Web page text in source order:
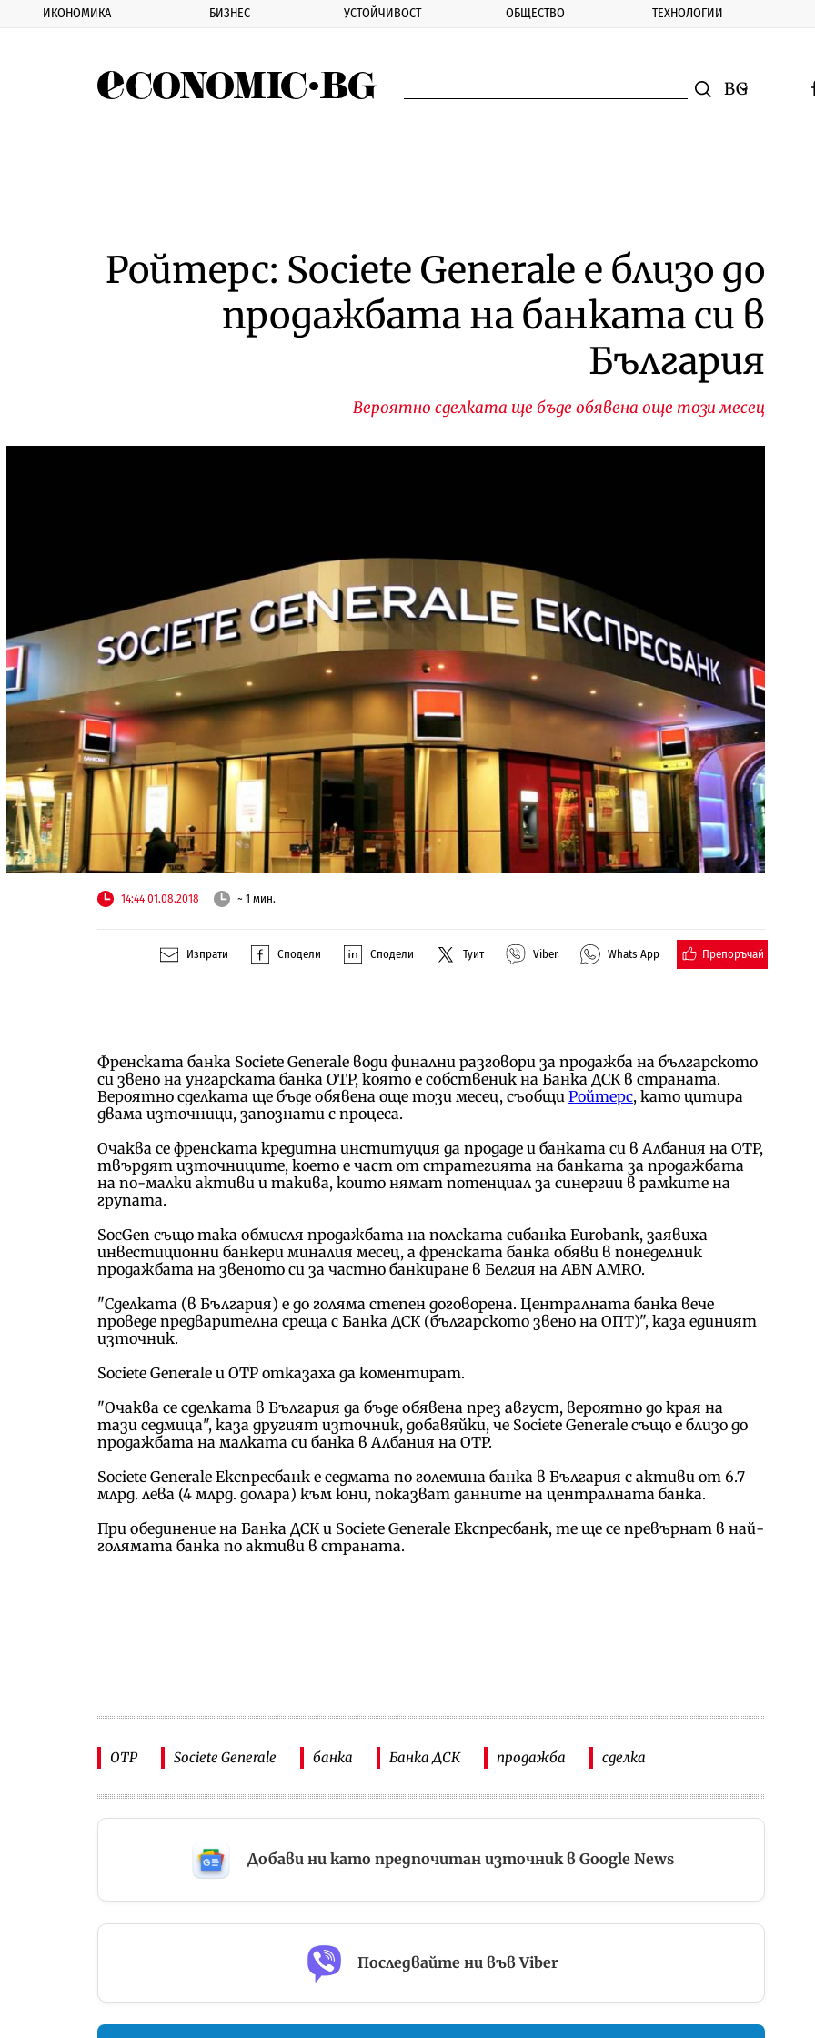
ИКОНОМИКА БИЗНЕС УСТОЙЧИВОСТ ОБЩЕСТВО ТЕХНОЛОГИИ
Смяна на
Ройтерс: Societe Generale е близо до
продажбата на банката си в
България
Вероятно сделката ще бъде обявена още този месец
14:44 01.08.2018 ~ 1 мин.
Изпрати Сподели Сподели Туит Viber Whats App Препоръчай
Френската банка Societe Generale води финални разговори за продажба на българското
си звено на унгарската банка OTP, която е собственик на Банка ДСК в страната.
Вероятно сделката ще бъде обявена още този месец, съобщи Ройтерс, като цитира
двама източници, запознати с процеса.
Очаква се френската кредитна институция да продаде и банката си в Албания на OTP,
твърдят източниците, което е част от стратегията на банката за продажбата
на по-малки активи и такива, които нямат потенциал за синергии в рамките на
групата.
SocGen също така обмисля продажбата на полската сибанка Eurobank, заявиха
инвестиционни банкери миналия месец, а френската банка обяви в понеделник
продажбата на звеното си за частно банкиране в Белгия на ABN AMRO.
"Сделката (в България) е до голяма степен договорена. Централната банка вече
проведе предварителна среща с Банка ДСК (българското звено на ОПТ)", каза единият
източник.
Societe Generale и OTP отказаха да коментират.
"Очаква се сделката в България да бъде обявена през август, вероятно до края на
тази седмица", каза другият източник, добавяйки, че Societe Generale също е близо до
продажбата на малката си банка в Албания на OTP.
Societe Generale Експресбанк е седмата по големина банка в България с активи от 6.7
млрд. лева (4 млрд. долара) към юни, показват данните на централната банка.
При обединение на Банка ДСК и Societe Generale Експресбанк, те ще се превърнат в най-
голямата банка по активи в страната.
OTP Societe Generale банка Банка ДСК продажба сделка
Добави ни като предпочитан източник в Google News
Последвайте ни във Viber